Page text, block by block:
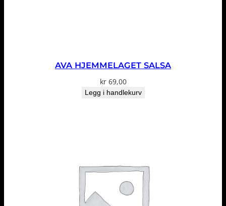
AVA HJEMMELAGET SALSA
kr69,00
Legg i handlekurv